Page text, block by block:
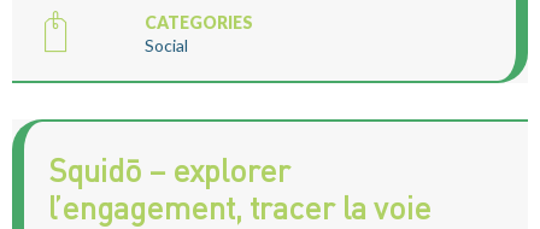
CATEGORIES
Social
Squidō – explorer
l’engagement, tracer la voie